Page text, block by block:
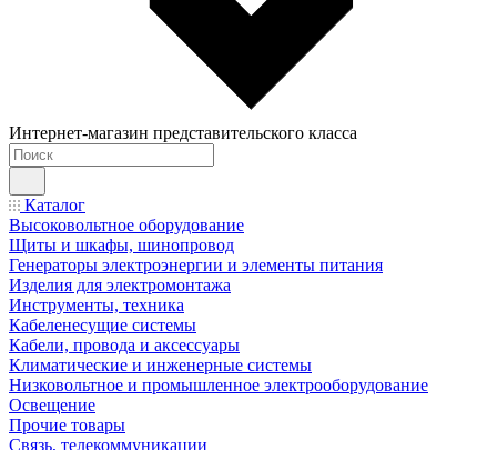
Интернет-магазин представительского класса
Каталог
Высоковольтное оборудование
Щиты и шкафы, шинопровод
Генераторы электроэнергии и элементы питания
Изделия для электромонтажа
Инструменты, техника
Кабеленесущие системы
Кабели, провода и аксессуары
Климатические и инженерные системы
Низковольтное и промышленное электрооборудование
Освещение
Прочие товары
Связь, телекоммуникации